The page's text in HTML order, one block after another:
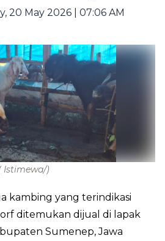
20 May 2026 | 07:06 AM
Istimewa/)
kambing yang terindikasi
ditemukan dijual di lapak
Sumenep, Jawa